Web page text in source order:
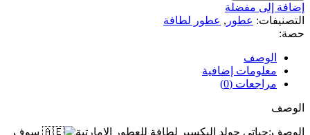
إضافة إلى مفضلة
التصنيفات: عطور , عطور لطافة
حصة:
الوصف
معلومات إضافية
مراجعات (0)
الوصف
الوصف:حياتي جولد إليكسير لطافة للعطور الامارتية
سوف